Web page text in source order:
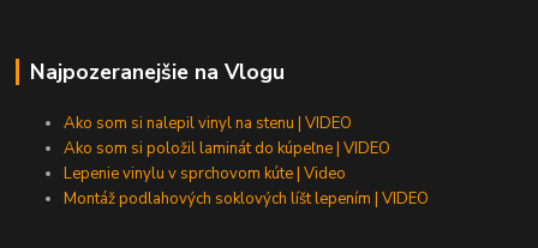
Najpozeranejšie na Vlogu
Ako som si nalepil vinyl na stenu | VIDEO
Ako som si položil laminát do kúpeľne | VIDEO
Lepenie vinylu v sprchovom kúte | Video
Montáž podlahových soklových líšt lepením | VIDEO